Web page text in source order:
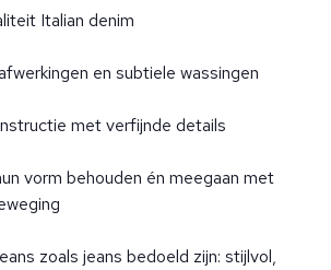
Italian denim
en subtiele wassingen
met verfijnde details
vorm behouden én meegaan met
zoals jeans bedoeld zijn: stijlvol,